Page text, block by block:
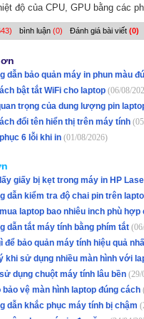
độ của CPU, GPU bằng các
bình luận (0) Đánh giá bài viết(0)
dẫn bảo quản máy in phun màu
bật tắt WiFi cho laptop (06/08/
trọng của dung lượng pin
đổi tên hiển thị trên máy tính
6 lỗi khi in (01/08/2026)
giấy bị kẹt trong máy in HP
dẫn kiểm tra độ chai pin trên
laptop bao nhiêu inch phù hợp
dẫn tắt máy tính bằng phím tắt
để bảo quản máy tính hiệu quả
khi sử dụng nhiều màn hình với
dụng chuột máy tính lâu bền (29/
bảo vệ màn hình laptop đúng cách
dẫn khắc phục máy tính bị chậm